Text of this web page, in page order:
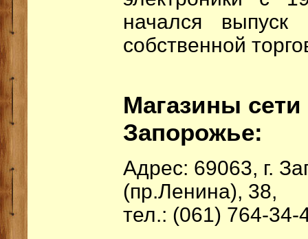
начался
собственной
Магазины
Запорожье:
Адрес: 69063, г.
(пр.Ленина), 38,
тел.: (061) 764-34-